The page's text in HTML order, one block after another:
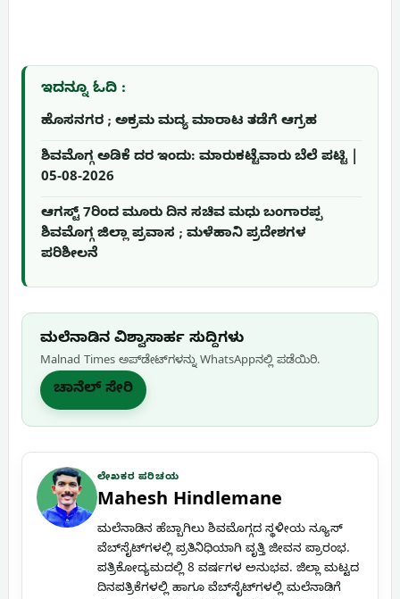
ಇದನ್ನೂ ಓದಿ :
ಹೊಸನಗರ ; ಅಕ್ರಮ ಮದ್ಯ ಮಾರಾಟ ತಡೆಗೆ ಆಗ್ರಹ
ಶಿವಮೊಗ್ಗ ಅಡಿಕೆ ದರ ಇಂದು: ಮಾರುಕಟ್ಟೆವಾರು ಬೆಲೆ ಪಟ್ಟಿ |
05-08-2026
ಆಗಸ್ಟ್ 7ರಿಂದ ಮೂರು ದಿನ ಸಚಿವ ಮಧು ಬಂಗಾರಪ್ಪ
ಶಿವಮೊಗ್ಗ ಜಿಲ್ಲಾ ಪ್ರವಾಸ ; ಮಳೆಹಾನಿ ಪ್ರದೇಶಗಳ
ಪರಿಶೀಲನೆ
ಮಲೆನಾಡಿನ ವಿಶ್ವಾಸಾರ್ಹ ಸುದ್ದಿಗಳು
Malnad Times ಅಪ್‌ಡೇಟ್‌ಗಳನ್ನು WhatsApp‌ನಲ್ಲಿ ಪಡೆಯಿರಿ.
ಚಾನೆಲ್ ಸೇರಿ
ಲೇಖಕರ ಪರಿಚಯ
Mahesh Hindlemane
ಮಲೆನಾಡಿನ ಹೆಬ್ಬಾಗಿಲು ಶಿವಮೊಗ್ಗದ ಸ್ಥಳೀಯ ನ್ಯೂಸ್
ವೆಬ್‌ಸೈಟ್‌ಗಳಲ್ಲಿ ಪ್ರತಿನಿಧಿಯಾಗಿ ವೃತ್ತಿ ಜೀವನ ಪ್ರಾರಂಭ.
ಪತ್ರಿಕೋದ್ಯಮದಲ್ಲಿ 8 ವರ್ಷಗಳ ಅನುಭವ. ಜಿಲ್ಲಾ ಮಟ್ಟದ
ದಿನಪತ್ರಿಕೆಗಳಲ್ಲಿ ಹಾಗೂ ವೆಬ್‌ಸೈಟ್‌ಗಳಲ್ಲಿ ಮಲೆನಾಡಿಗೆ